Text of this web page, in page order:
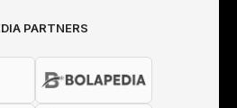
PARTNERS